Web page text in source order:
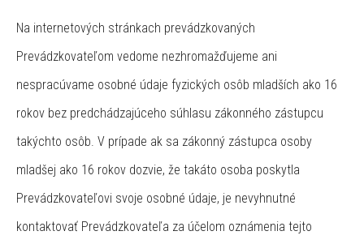
Na internetových stránkach prevádzkovaných
Prevádzkovateľom vedome nezhromažďujeme ani
nespracúvame osobné údaje fyzických osôb mladších ako 16
rokov bez predchádzajúceho súhlasu zákonného zástupcu
takýchto osôb. V prípade ak sa zákonný zástupca osoby
mladšej ako 16 rokov dozvie, že takáto osoba poskytla
Prevádzkovateľovi svoje osobné údaje, je nevyhnutné
kontaktovať Prevádzkovateľa za účelom oznámenia tejto